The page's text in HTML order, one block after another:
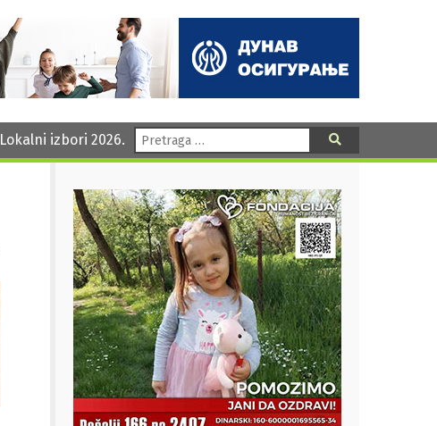
Lokalni izbori 2026. Pretraga: